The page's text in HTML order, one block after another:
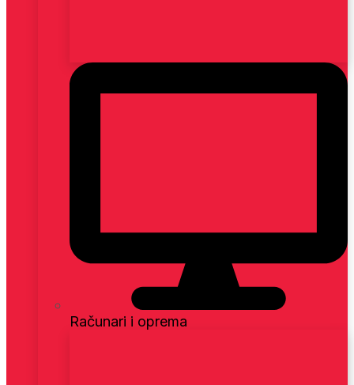
Računari i oprema